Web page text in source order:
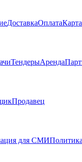
ДоставкаОплата
ТендерыАренда
Продавец
для СМИ